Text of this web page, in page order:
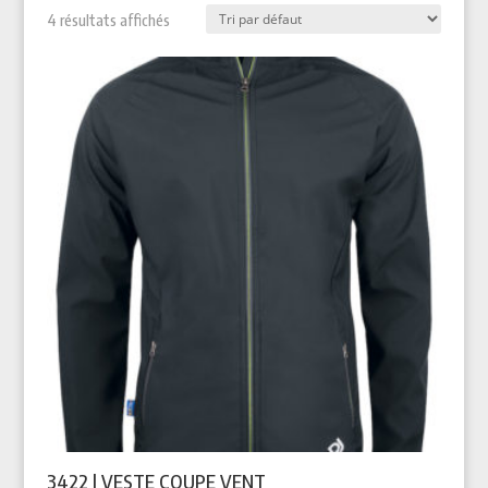
4 résultats affichés
3422 | VESTE COUPE VENT